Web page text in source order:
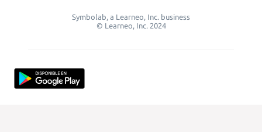
Symbolab, a Learneo, Inc. business
© Learneo, Inc. 2024